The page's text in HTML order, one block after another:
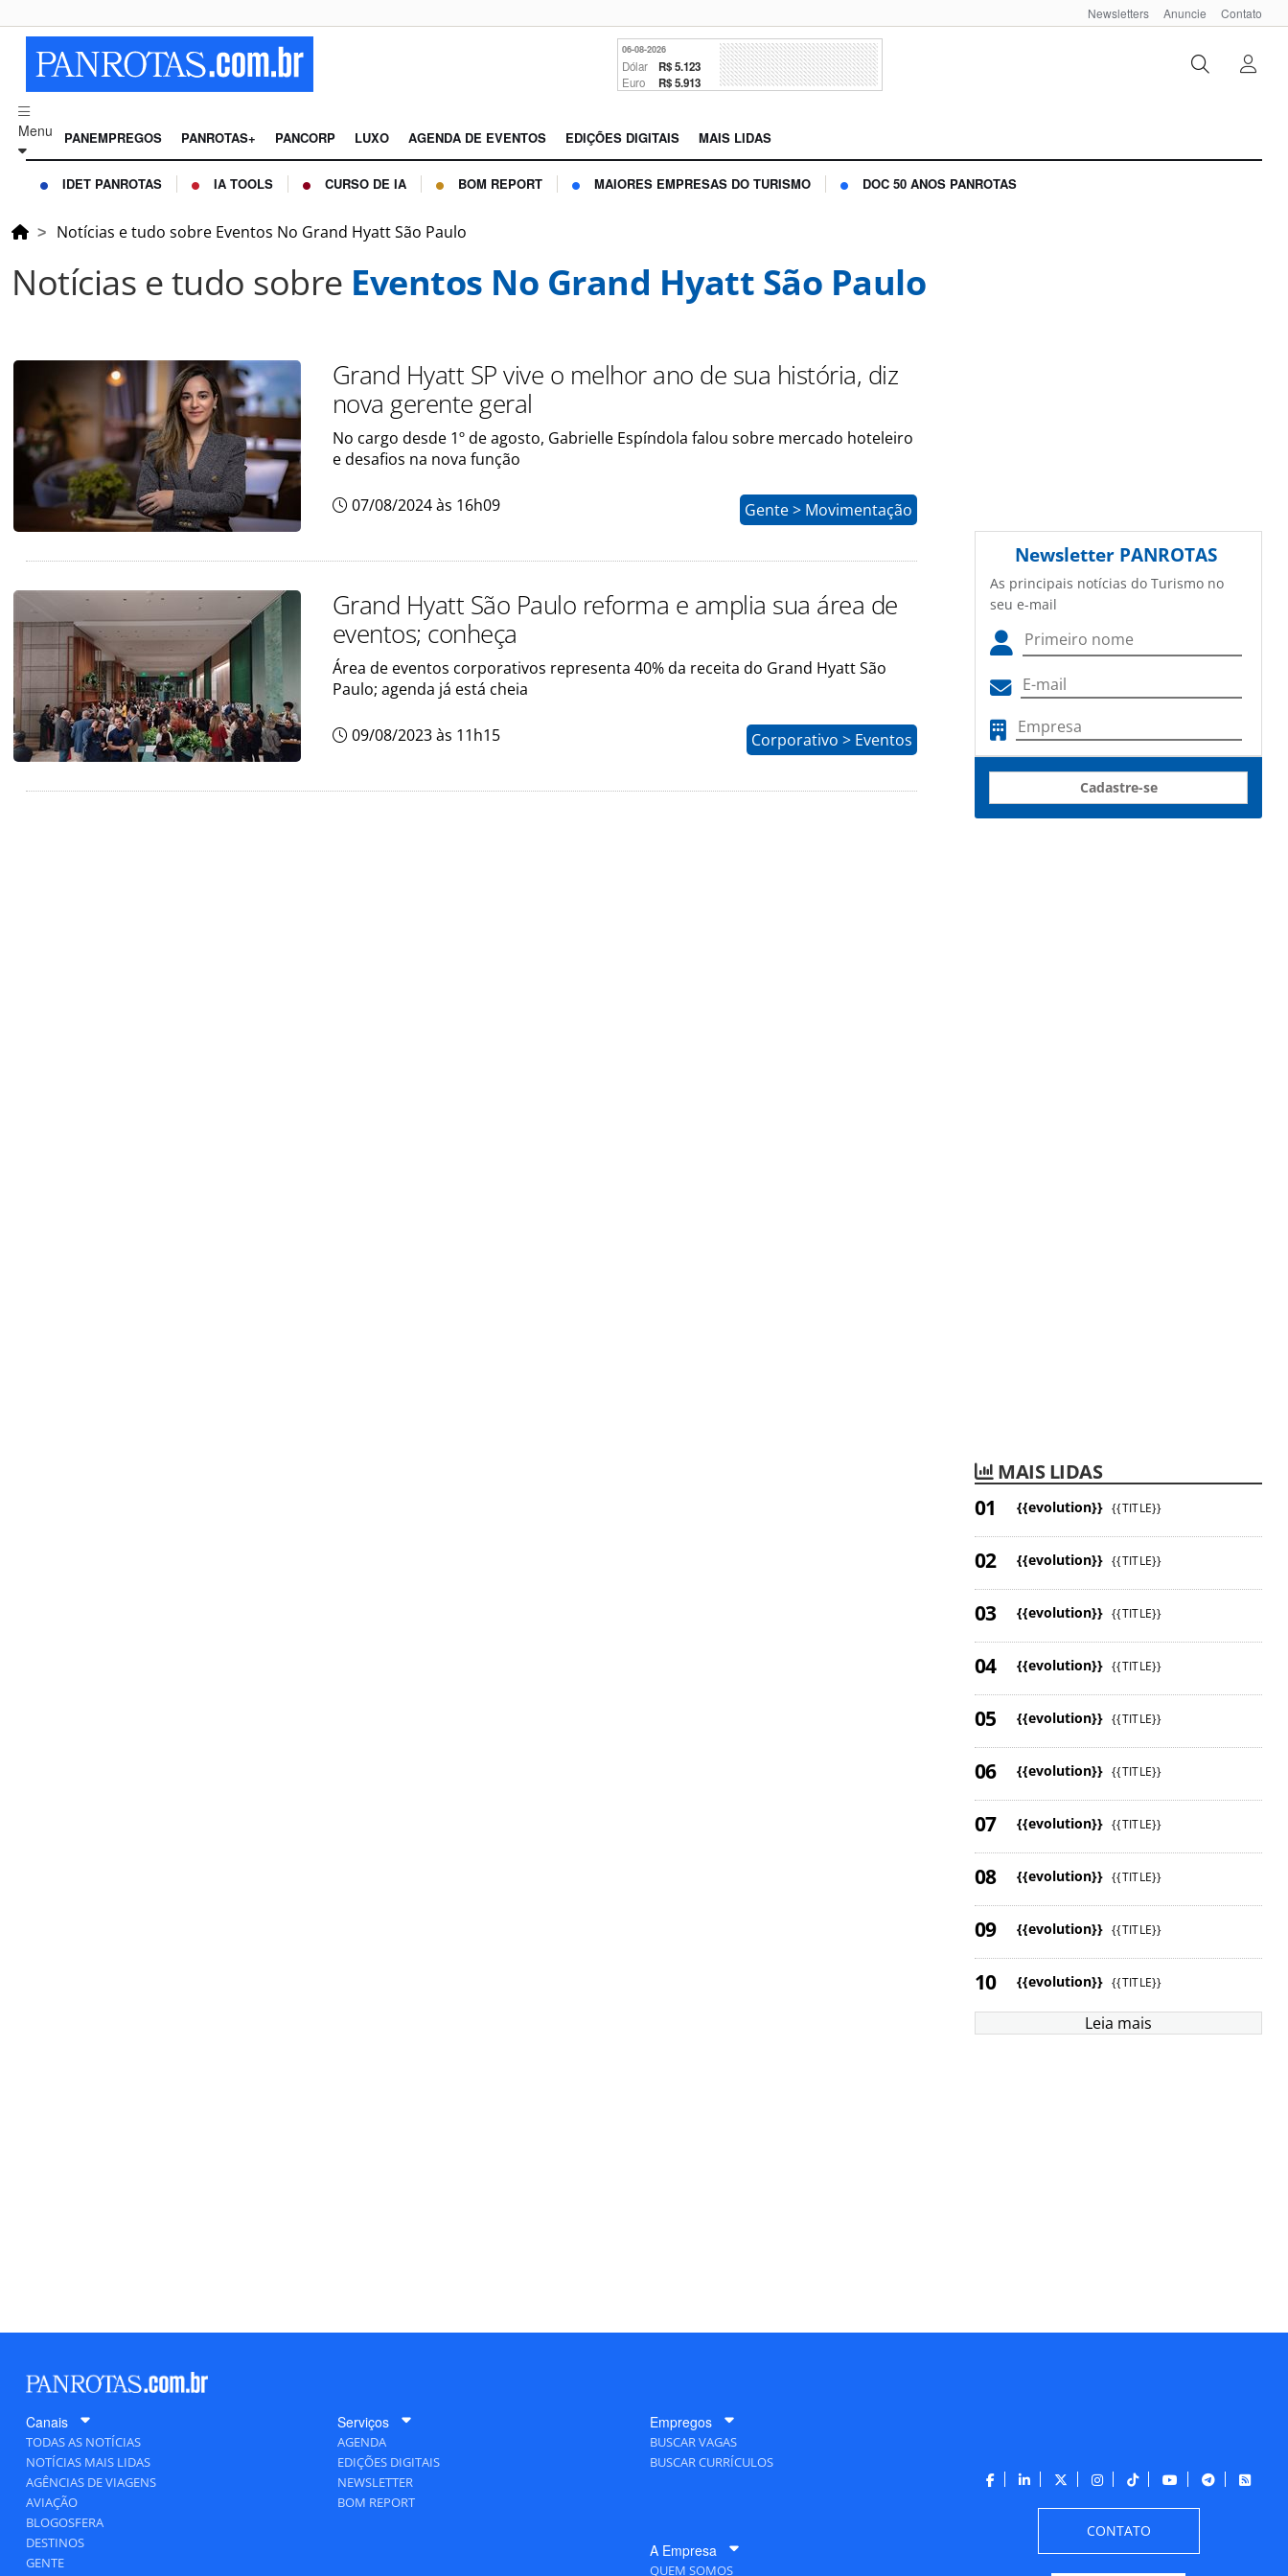
Newsletters Anuncie Contato
06-08-2026
Dólar R$ 5.123
Euro R$ 5.913
Menu PANEMPREGOS PANROTAS+ PANCORP LUXO AGENDA DE EVENTOS EDIÇÕES DIGITAIS MAIS LIDAS
IDET PANROTAS IA TOOLS CURSO DE IA BOM REPORT MAIORES EMPRESAS DO TURISMO DOC 50 ANOS PANROTAS
Notícias e tudo sobre Eventos No Grand Hyatt São Paulo
Notícias e tudo sobre Eventos No Grand Hyatt São Paulo
Grand Hyatt SP vive o melhor ano de sua história, diz
nova gerente geral
No cargo desde 1º de agosto, Gabrielle Espíndola falou sobre mercado hoteleiro
e desafios na nova função
07/08/2024 às 16h09 Gente > Movimentação
Grand Hyatt São Paulo reforma e amplia sua área de
eventos; conheça
Área de eventos corporativos representa 40% da receita do Grand Hyatt São
Paulo; agenda já está cheia
09/08/2023 às 11h15 Corporativo > Eventos
Newsletter PANROTAS
As principais notícias do Turismo no
seu e-mail
Cadastre-se
MAIS LIDAS
{{evolution}} {{TITLE}}
{{evolution}} {{TITLE}}
{{evolution}} {{TITLE}}
{{evolution}} {{TITLE}}
{{evolution}} {{TITLE}}
{{evolution}} {{TITLE}}
{{evolution}} {{TITLE}}
{{evolution}} {{TITLE}}
{{evolution}} {{TITLE}}
{{evolution}} {{TITLE}}
Leia mais
Canais
TODAS AS NOTÍCIAS
NOTÍCIAS MAIS LIDAS
AGÊNCIAS DE VIAGENS
AVIAÇÃO
BLOGOSFERA
DESTINOS
GENTE
Serviços
AGENDA
EDIÇÕES DIGITAIS
NEWSLETTER
BOM REPORT
Empregos
BUSCAR VAGAS
BUSCAR CURRÍCULOS
A Empresa
QUEM SOMOS
CONTATO